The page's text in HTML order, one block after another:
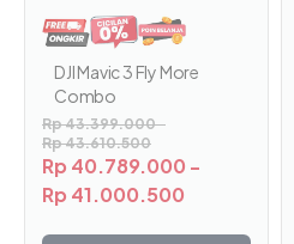
DJI Mavic 3 Fly More
Combo
Rp43.399.000-
Rp43.610.500
Rp 40.789.000 -
Rp 41.000.500
beberapa
varian.
Pilihan
ini
dapat
diambil
di
halaman